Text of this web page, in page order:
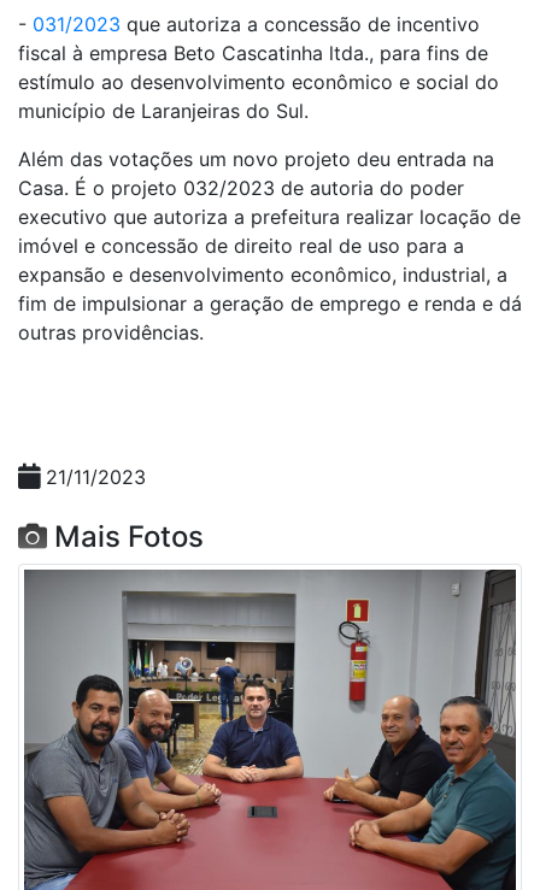
- 031/2023 que autoriza a concessão de incentivo
fiscal à empresa Beto Cascatinha ltda., para fins de
estímulo ao desenvolvimento econômico e social do
município de Laranjeiras do Sul.
Além das votações um novo projeto deu entrada na
Casa. É o projeto 032/2023 de autoria do poder
executivo que autoriza a prefeitura realizar locação de
imóvel e concessão de direito real de uso para a
expansão e desenvolvimento econômico, industrial, a
fim de impulsionar a geração de emprego e renda e dá
outras providências.
21/11/2023
Mais Fotos